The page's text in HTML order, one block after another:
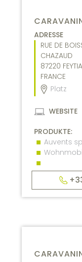
ADRESSE
RUE DE
CHAZAUD
87220
FRANCE
Platz
WEBSITE
PRODUKTE:
Auvents